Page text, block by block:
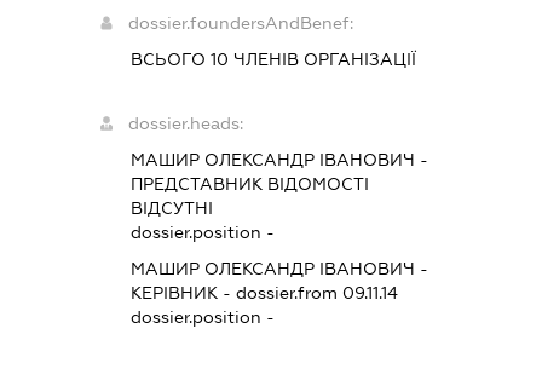
dossier.foundersAndBenef:
ВСЬОГО 10 ЧЛЕНІВ ОРГАНІЗАЦІЇ
dossier.heads:
МАШИР ОЛЕКСАНДР ІВАНОВИЧ -
ПРЕДСТАВНИК ВІДОМОСТІ
ВІДСУТНІ
dossier.position -
МАШИР ОЛЕКСАНДР ІВАНОВИЧ -
КЕРІВНИК - dossier.from 09.11.14
dossier.position -